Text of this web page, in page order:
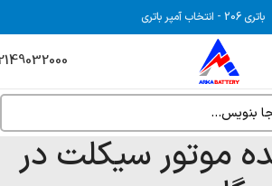
باتری 206 - انتخاب آمپر باتری
موتور سیکلت در